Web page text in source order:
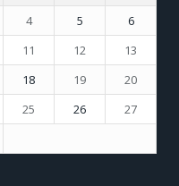
4 5
6
11 12
13
18 19
20
25 26
27